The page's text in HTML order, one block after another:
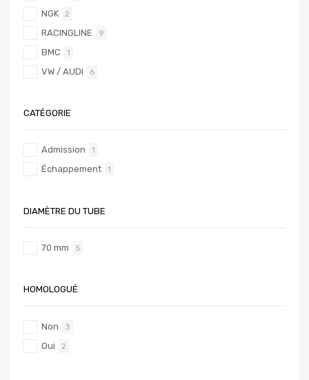
NGK 2
RACINGLINE 9
BMC 1
VW / AUDI 6
CATÉGORIE
Admission 1
Échappement 1
DIAMÈTRE DU TUBE
70 mm 5
HOMOLOGUÉ
Non 3
Oui 2